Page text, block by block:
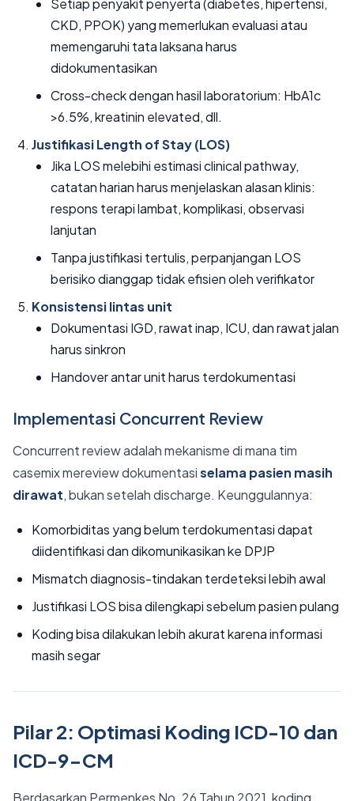
Setiap penyakit penyerta (diabetes, hipertensi,
CKD, PPOK) yang memerlukan evaluasi atau
memengaruhi tata laksana harus
didokumentasikan
Cross-check dengan hasil laboratorium: HbA1c
>6.5%, kreatinin elevated, dll.
Justifikasi Length of Stay (LOS)
Jika LOS melebihi estimasi clinical pathway,
catatan harian harus menjelaskan alasan klinis:
respons terapi lambat, komplikasi, observasi
lanjutan
Tanpa justifikasi tertulis, perpanjangan LOS
berisiko dianggap tidak efisien oleh verifikator
Konsistensi lintas unit
Dokumentasi IGD, rawat inap, ICU, dan rawat jalan
harus sinkron
Handover antar unit harus terdokumentasi
Implementasi Concurrent Review
Concurrent review adalah mekanisme di mana tim
casemix mereview dokumentasiselama pasien masih
dirawat, bukan setelah discharge. Keunggulannya:
Komorbiditas yang belum terdokumentasi dapat
diidentifikasi dan dikomunikasikan ke DPJP
Mismatch diagnosis-tindakan terdeteksi lebih awal
Justifikasi LOS bisa dilengkapi sebelum pasien pulang
Koding bisa dilakukan lebih akurat karena informasi
masih segar
Pilar 2: Optimasi Koding ICD-10 dan
ICD-9-CM
Berdasarkan Permenkes No. 26 Tahun 2021, koding